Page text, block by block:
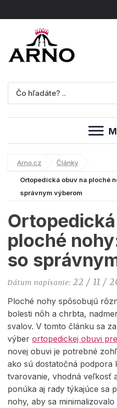
Arno.cz Články
Ortopedická obuv na ploché
správnym výberom
ploché
so
Dátum napísanie: 22 / 11 /
Ploché nohy spôsobujú
bolesti nôh a chrbta,
svalov. V tomto článku sa
výber ortopedickej obuvi
novej obuvi je potrebné
ako sú dostatočná podpora
tvarovanie, vhodná veľkosť
ponúka aj rady týkajúce sa
nohy, aby sa